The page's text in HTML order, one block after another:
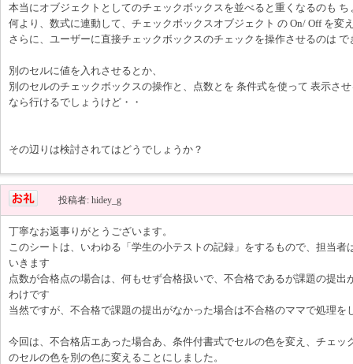
本当にオブジェクトとしてのチェックボックスを並べると重くなるのも ち
何より、数式に連動して、チェックボックスオブジェクト の On/ Off を変
さらに、ユーザーに直接チェックボックスのチェックを操作させるのは
別のセルに値を入れさせるとか、
別のセルのチェックボックスの操作と、点数とを 条件式を使って 表示さ
なら行けるでしょうけど・・
その辺りは検討されてはどうでしょうか？
投稿者: hidey_g
丁寧なお返事りがとうございます。
このシートは、いわゆる「学生の小テストの記録」をするもので、担当者
いきます
点数が合格点の場合は、何もせず合格扱いで、不合格であるが課題の提出
わけです
当然ですが、不合格で課題の提出がなかった場合は不合格のママで処理を
今回は、不合格店エあった場合あ、条件付書式でセルの色を変え、チェッ
のセルの色を別の色に変えることにしました。